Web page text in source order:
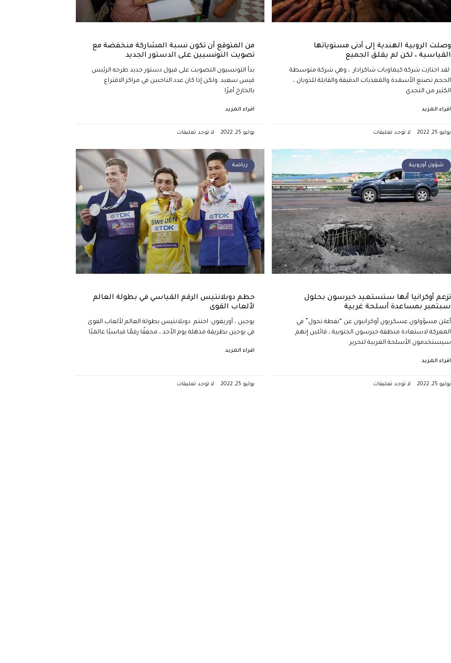
وصلت الروبية الهندية إلى أدنى مستوياتها
القياسية ، لكن لم يقلق الجميع
لقد اجتازت شركة كيماويات شاكرادار ، وهي شركة متوسطة
الحجم تصنع الأسمدة والمغذيات الدقيقة والقابلة للذوبان ،
الكثير من التحدي
اقراء المزيد
يوليو 25, 2022 لا توجد تعليقات
من المتوقع أن تكون نسبة المشاركة منخفضة مع
تصويت التونسيين على الدستور الجديد
بدأ التونسيون التصويت على قبول دستور جديد طرحه الرئيس
قيس سعيد. ولكن إذا كان عدد الناخبين في مراكز الاقتراع
بالخارج أمرًا
اقراء المزيد
يوليو 25, 2022 لا توجد تعليقات
شؤون أوروبية
تزعم أوكرانيا أنها ستستعيد خيرسون بحلول
سبتمبر بمساعدة أسلحة غربية
أعلن مسؤولون عسكريون أوكرانيون عن “نقطة تحول” في
المعركة لاستعادة منطقة خيرسون الجنوبية ، قائلين إنهم
سيستخدمون الأسلحة الغربية لتحرير
اقراء المزيد
يوليو 25, 2022 لا توجد تعليقات
رياضة
حطم دوبلانتيس الرقم القياسي في بطولة العالم
لألعاب القوى
يوجين ، أوريغون: اختتم دوبلانتيس بطولة العالم لألعاب القوى
في يوجين بطريقة مذهلة يوم الأحد ، محققًا رقمًا قياسيًا عالميًا
اقراء المزيد
يوليو 25, 2022 لا توجد تعليقات